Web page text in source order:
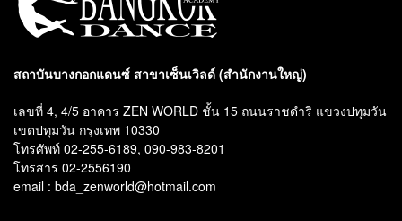
สถาบันบางกอกแดนซ์ สาขาเซ็นเวิลด์ (สำนักงานใหญ่)
เลขที่ 4, 4/5 อาคาร ZEN WORLD ชั้น 15 ถนนราชดำริ แขวงปทุมวัน
เขตปทุมวัน กรุงเทพ 10330
โทรศัพท์ 02-255-6189, 090-983-8201
โทรสาร 02-2556190
email : bda_zenworld@hotmail.com